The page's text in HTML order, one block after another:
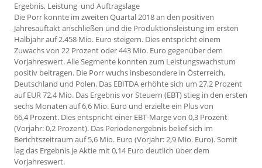
Ergebnis, Leistung und Auftragslage
Die Porr konnte im zweiten Quartal 2018 an den positiven
Jahresauftakt anschließen und die Produktionsleistung im ersten
Halbjahr auf 2.458 Mio. Euro steigern. Dies entspricht einem
Zuwachs von 22 Prozent oder 443 Mio. Euro gegenüber dem
Vorjahreswert. Alle Segmente konnten zum Leistungswachstum
positiv beitragen. Die Porr wuchs insbesondere in Österreich,
Deutschland und Polen. Das EBITDA erhöhte sich um 27,2 Prozent
auf EUR 72,4 Mio. Das Ergebnis vor Steuern (EBT) stieg in den ersten
sechs Monaten auf 6,6 Mio. Euro und erzielte ein Plus von
66,4 Prozent. Dies entspricht einer EBT-Marge von 0,3 Prozent
(Vorjahr: 0,2 Prozent). Das Periodenergebnis belief sich im
Berichtszeitraum auf 5,6 Mio. Euro (Vorjahr: 2,9 Mio. Euro). Somit
lag das Ergebnis je Aktie mit 0,14 Euro deutlich über dem
Vorjahreswert.